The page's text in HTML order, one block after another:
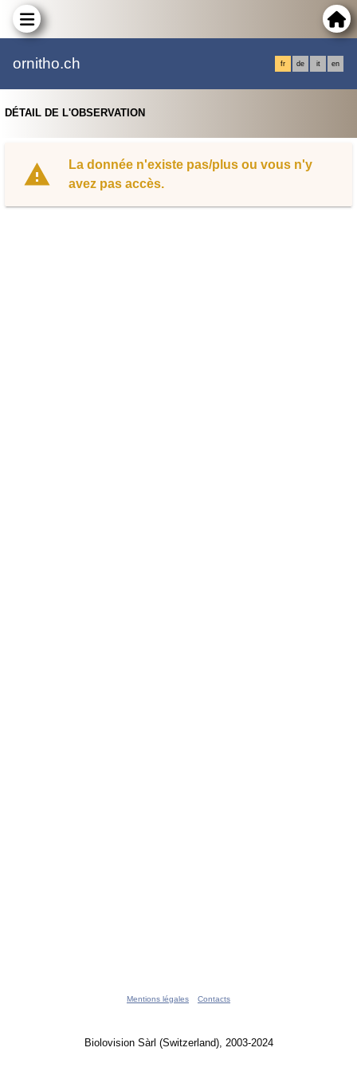
ornitho.ch fr de it en
DÉTAIL DE L'OBSERVATION
La donnée n'existe pas/plus ou vous n'y
avez pas accès.
Mentions légales Contacts
Biolovision Sàrl (Switzerland), 2003-2024